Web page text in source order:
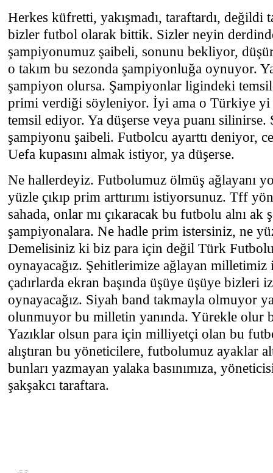
Herkes küfretti, yakışmadı, taraftardı, değildi
bizler futbol olarak bittik. Sizler neyin
şampiyonumuz şaibeli, sonunu bekliyor,
o takım bu sezonda şampiyonluğa oynuyor.
şampiyon olursa. Şampiyonlar ligindeki
primi verdiği söyleniyor. İyi ama o Türkiye yi
temsil ediyor. Ya düşerse veya puanı
şampiyonu şaibeli. Futbolcu ayarttı deniyor,
Uefa kupasını almak istiyor, ya düşerse.
Ne hallerdeyiz. Futbolumuz ölmüş ağlayanı
yüzle çıkıp prim arttırımı istiyorsunuz. Tff
sahada, onlar mı çıkaracak bu futbolu alnı ak
şampiyonalara. Ne hadle prim istersiniz, ne
Demelisiniz ki biz para için değil Türk
oynayacağız. Şehitlerimize ağlayan milletimiz
çadırlarda ekran başında üşüye üşüye bizleri
oynayacağız. Siyah band takmayla olmuyor
olunmuyor bu milletin yanında. Yürekle olur
Yazıklar olsun para için milliyetçi olan bu
alıştıran bu yöneticilere, futbolumuz ayaklar
bunları yazmayan yalaka basınımıza,
şakşakcı taraftara.